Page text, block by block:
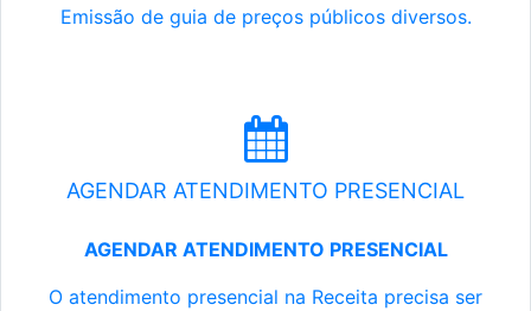
Emissão de guia de preços públicos diversos.
AGENDAR ATENDIMENTO PRESENCIAL
AGENDAR ATENDIMENTO PRESENCIAL
O atendimento presencial na Receita precisa ser